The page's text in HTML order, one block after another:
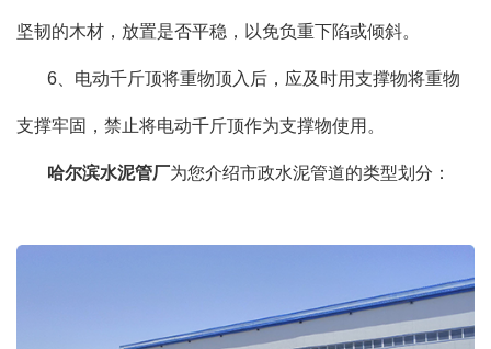
坚韧的木材，放置是否平稳，以免负重下陷或倾斜。
6、电动千斤顶将重物顶入后，应及时用支撑物将重物
支撑牢固，禁止将电动千斤顶作为支撑物使用。
哈尔滨水泥管厂 为您介绍市政水泥管道的类型划分：